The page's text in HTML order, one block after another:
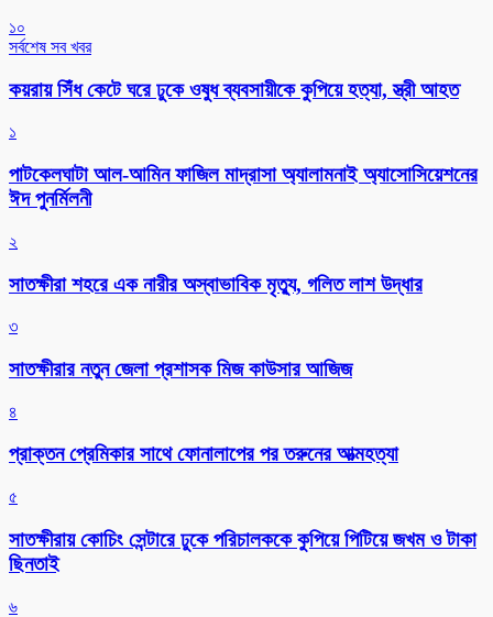
১০
সর্বশেষ সব খবর
কয়রায় সিঁধ কেটে ঘরে ঢুকে ওষুধ ব্যবসায়ীকে কুপিয়ে হত্যা, স্ত্রী আহত
১
পাটকেলঘাটা আল-আমিন ফাজিল মাদ্রাসা অ্যালামনাই অ্যাসোসিয়েশনের
ঈদ পুনর্মিলনী
২
সাতক্ষীরা শহরে এক নারীর অস্বাভাবিক মৃত্যু, গলিত লাশ উদ্ধার
৩
সাতক্ষীরার নতুন জেলা প্রশাসক মিজ কাউসার আজিজ
৪
প্রাক্তন প্রেমিকার সাথে ফোনালাপের পর তরুনের আত্মহত্যা
৫
সাতক্ষীরায় কোচিং সেন্টারে ঢুকে পরিচালককে কুপিয়ে পিটিয়ে জখম ও টাকা
ছিনতাই
৬